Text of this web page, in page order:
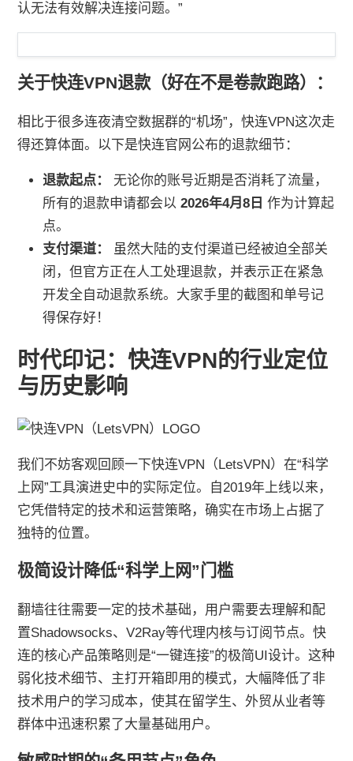
认无法有效解决连接问题。”
关于快连VPN退款（好在不是卷款跑路）：
相比于很多连夜清空数据群的“机场”，快连VPN这次走
得还算体面。以下是快连官网公布的退款细节：
退款起点：
无论你的账号近期是否消耗了流量，
所有的退款申请都会以 2026年4月8日 作为计算起
点。
支付渠道：
虽然大陆的支付渠道已经被迫全部关
闭，但官方正在人工处理退款，并表示正在紧急
开发全自动退款系统。大家手里的截图和单号记
得保存好！
时代印记：快连VPN的行业定位
与历史影响
我们不妨客观回顾一下快连VPN（LetsVPN）在“科学
上网”工具演进史中的实际定位。自2019年上线以来，
它凭借特定的技术和运营策略，确实在市场上占据了
独特的位置。
极简设计降低“科学上网”门槛
翻墙往往需要一定的技术基础，用户需要去理解和配
置Shadowsocks、V2Ray等代理内核与订阅节点。快
连的核心产品策略则是“一键连接”的极简UI设计。这种
弱化技术细节、主打开箱即用的模式，大幅降低了非
技术用户的学习成本，使其在留学生、外贸从业者等
群体中迅速积累了大量基础用户。